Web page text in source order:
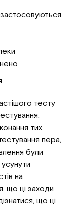
тесту
тих
пера,
були
на
що ці заходи
що ці